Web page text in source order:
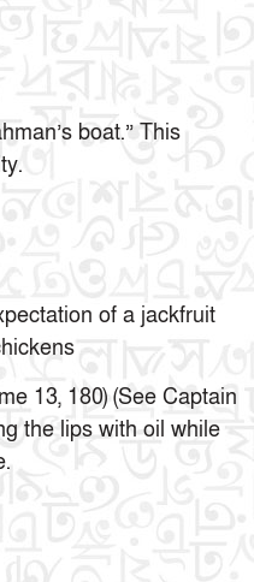
boat.” This
of a jackfruit
13, 180) (See Captain
the lips with oil while